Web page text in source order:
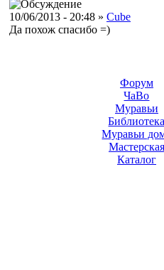
10/06/2013 - 20:48 » Cube
Да похож спасибо =)
Форум
ЧаВо
Муравьи
Муравьи
Мастерская
Каталог